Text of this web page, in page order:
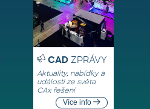
CADZPRÁVY
Aktuality, nabídky a
události ze světa
CAx řešení
Více info